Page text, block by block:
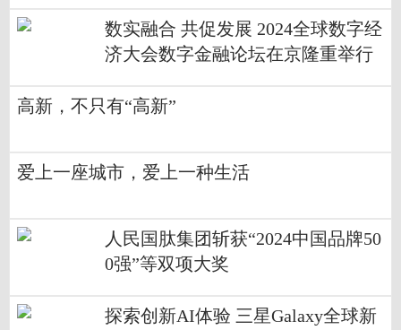
数实融合 共促发展 2024全球数字经
济大会数字金融论坛在京隆重举行
高新，不只有“高新”
爱上一座城市，爱上一种生活
人民国肽集团斩获“2024中国品牌50
0强”等双项大奖
探索创新AI体验 三星Galaxy全球新